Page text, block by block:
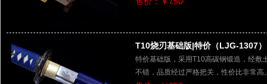
T10烧刃基础版|特价（LJG-1307）
特价基础版，采用T10高碳钢锻造，经敷
不错，品质经过严格把关，性价比非常高